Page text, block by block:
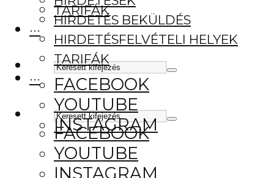
TARIFÁK
···
FACEBOOK
YOUTUBE
INSTAGRAM
HIRDETÉS BEKÜLDÉS
HIRDETÉSFELVÉTELI HELYEK
TARIFÁK
···
FACEBOOK
YOUTUBE
INSTAGRAM